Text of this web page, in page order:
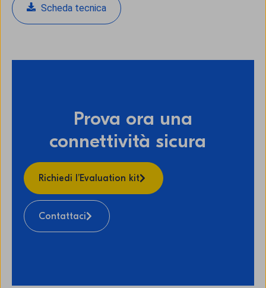
Scheda tecnica
Prova ora una
connettività sicura
Richiedi l’Evaluation kit
Contattaci